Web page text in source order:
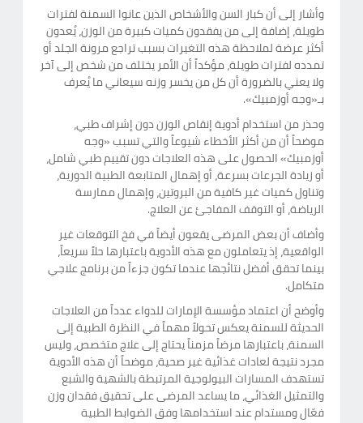
وأشار إلى أن كبار السن والأشخاص الذين عانوا السمنة لفترات
طويلة، إضافة إلى من يفقدون كميات كبيرة من الوزن، يُعدون
أكثر عرضة لملاحظة هذه التغيرات بسبب تراجع مرونة الجلد أو
تمدده لفترات طويلة، مؤكداً أن الأمر يختلف من شخص إلى آخر
ولا يعني بالضرورة أن كل من يخسر وزنه سيعاني ما يُعرف
بـ«وجه أوزمبيك».
وحذر من استخدام أدوية إنقاص الوزن دون إشراف طبي،
موضحاً أن من أكثر الأخطاء شيوعاً والتي تسبب «وجه
أوزمبيك» الحصول على هذه العلاجات دون تقييم طبي شامل،
أو زيادة الجرعات بسرعة، أو إهمال المتابعة الطبية الدورية،
وتناول كميات غير كافية من البروتين، وإهمال ممارسة
الرياضة، أو التوقف المفاجئ عن العلاج.
وأضاف أن بعض المرضى يقعون أيضاً في فخ التوقعات غير
الواقعية، إذ يتعاملون مع هذه الأدوية باعتبارها حلاً سريعاً،
بينما تحقق أفضل نتائجها عندما تكون جزءاً من برنامج علاجي
متكامل.
وأوضح أن اعتماد مؤسسة الإمارات للدواء عدداً من العلاجات
الحديثة للسمنة يعكس تحولاً مهماً في النظرة الطبية إلى
السمنة، باعتبارها مرضاً مزمناً يحتاج إلى علاج متخصص، وليس
مجرد نتيجة لعادات غذائية غير صحية، موضحاً أن هذه الأدوية
تستهدف المسارات البيولوجية المرتبطة بالشهية والشبع
والتمثيل الغذائي، ما يساعد المرضى على تحقيق فقدان وزن
فعّال ومستدام عند استخدامها وفق الضوابط الطبية